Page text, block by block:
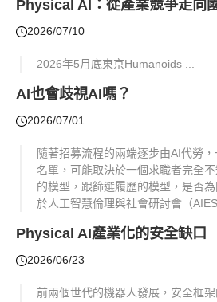
Physical AI：從產業競爭走向
2026/07/10
2026年5月底東京Humanoids ...
AI也會歧視AI嗎？
2026/07/01
隨著招募流程的兩端逐步由AI代勞
名單，可能取決於一個求職者完全
的模型，跟篩選履歷的模型，是否
於人工智慧倫理與社會研討會（AIES
Physical AI產業化的安全缺口
2026/06/23
前兩個世代的機器人發展，安全框